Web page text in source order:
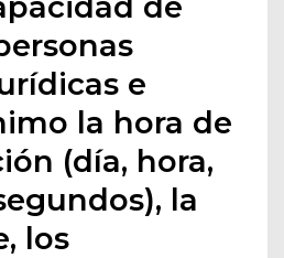
e
la hora de
(día, hora,
la
los